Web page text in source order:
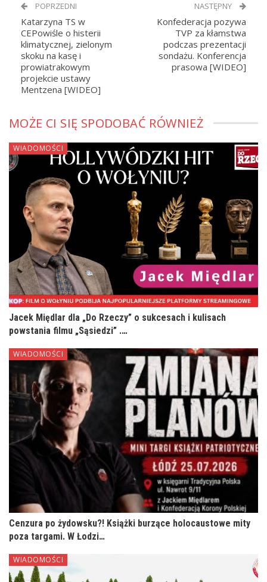
POPRZEDNI
Katarzyna TS w
CEPowiśle o histerii
klimatycznej, zielonym
skoku na kasę i
prowiatrakowym
projekcie ustawy
Mentzena [WIDEO]
NASTĘPNY
Konfederacja pozywa
TVP za kłamstwa
podczas prezentacji
sondażu. Konferencja
prasowa [WIDEO]
MOŻE CI SIĘ SPODOBAĆ RÓWNIEŻ
WIADOMOŚCI
Jacek Międlar dla „Do Rzeczy” o sukcesach i kulisach
powstania filmu „Sąsiedzi” .…
WIADOMOŚCI
Cenzura po żydowsku?! Książki burzące holocaustowe mity
poza targami. W Łodzi…
WIADOMOŚCI